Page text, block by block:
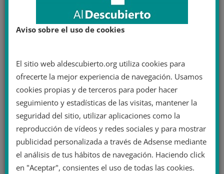
Aviso sobre el uso de cookies
El sitio web aldescubierto.org utiliza cookies para
ofrecerte la mejor experiencia de navegación. Usamos
cookies propias y de terceros para poder hacer
seguimiento y estadísticas de las visitas, mantener la
seguridad del sitio, utilizar aplicaciones como la
reproducción de vídeos y redes sociales y para mostrar
publicidad personalizada a través de Adsense mediante
el análisis de tus hábitos de navegación. Haciendo click
en "Aceptar", consientes el uso de todas las cookies.